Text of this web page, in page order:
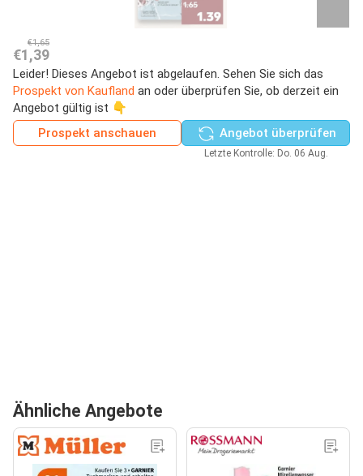
€1,65
€1,39
Leider! Dieses Angebot ist abgelaufen. Sehen Sie sich das
Prospekt von Kaufland an oder überprüfen Sie, ob derzeit ein
Angebot gültig ist 👇
Prospekt anschauen
Angebot überprüfen
Letzte Kontrolle: Do. 06 Aug.
Ähnliche Angebote